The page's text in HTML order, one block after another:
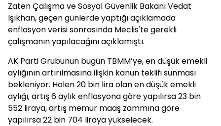
Zaten Çalışma ve Sosyal Güvenlik Bakanı Vedat
Işıkhan, geçen günlerde yaptığı açıklamada
enflasyon verisi sonrasında Meclis'te gerekli
çalışmanın yapılacağını açıklamıştı.
AK Parti Grubunun bugün TBMM’ye, en düşük emekli
aylığının artırılmasına ilişkin kanun teklifi sunması
bekleniyor. Halen 20 bin lira olan en düşük emekli
aylığı, artış 6 aylık enflasyona göre yapılırsa 23 bin
552 liraya, artış memur maaş zammına göre
yapılırsa 22 bin 704 liraya yükselecek.